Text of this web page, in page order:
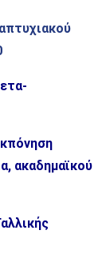
ακαδημαϊκού